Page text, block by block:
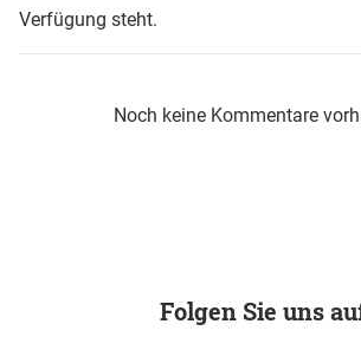
Verfügung steht.
Noch keine Kommentare
Folgen Sie uns